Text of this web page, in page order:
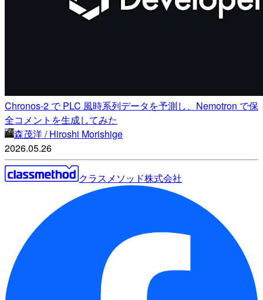
Chronos-2 で PLC 風時系列データを予測し、Nemotron で保
全コメントを生成してみた
森茂洋 / Hiroshi Morishige
2026.05.26
クラスメソッド株式会社